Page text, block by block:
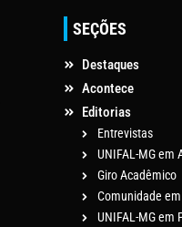
SEÇÕES
Destaques
Acontece
Editorias
Entrevistas
UNIFAL-MG em
Giro Acadêmico
Comunidade
UNIFAL-MG em